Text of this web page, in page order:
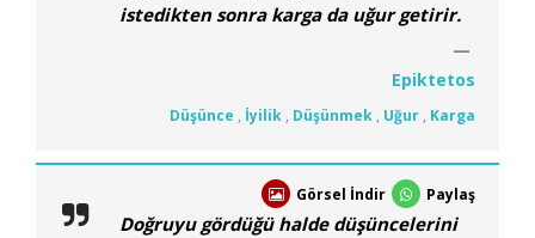
istedikten sonra karga da uğur getirir.
Epiktetos
Düşünce , İyilik , Düşünmek , Uğur , Karga
Görsel İndir Paylaş
Doğruyu gördüğü halde düşüncelerini